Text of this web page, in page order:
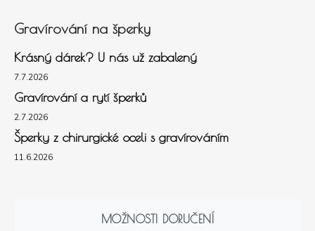
Gravírování na šperky
Krásný dárek? U nás už zabalený
7.7.2026
Gravírování a rytí šperků
2.7.2026
Šperky z chirurgické oceli s gravírováním
11.6.2026
MOŽNOSTI DORUČENÍ